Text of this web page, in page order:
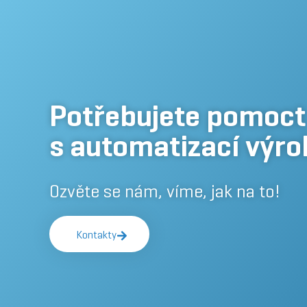
Potřebujete pomoct
s automatizací
Ozvěte se nám, víme, jak na to!
Kontakty